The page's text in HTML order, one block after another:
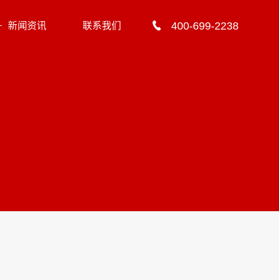
新闻资讯 联系我们 400-699-2238